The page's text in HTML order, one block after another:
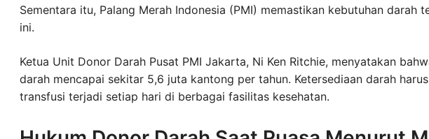
Sementara itu, Palang Merah Indonesia (PMI) memastikan kebutuhan darah
ini.
Ketua Unit Donor Darah Pusat PMI Jakarta, Ni Ken Ritchie, menyatakan
darah mencapai sekitar 5,6 juta kantong per tahun. Ketersediaan darah
transfusi terjadi setiap hari di berbagai fasilitas kesehatan.